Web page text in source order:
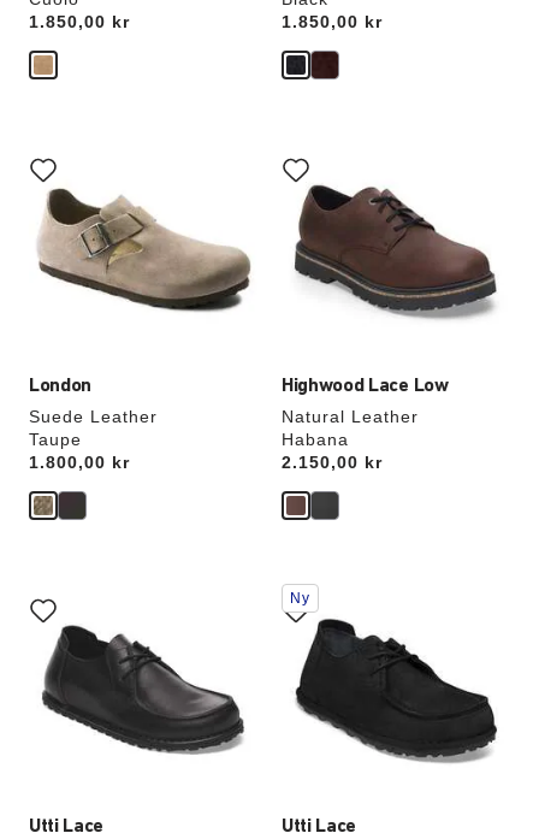
Price:
1.850,00 kr
Price:
1.850,00 kr
London
Suede Leather
Taupe
Price:
1.800,00 kr
med
provfärger
kommer
att
uppdatera
produktbilden
Highwood Lace Low
Natural Leather
Habana
Price:
2.150,00 kr
med
provfärger
kommer
uppdatera
produktbilden
Utti Lace
med
provfärger
kommer
uppdatera
produktbilden
Utti Lace
Interaktion
med
provfärger
kommer
uppdatera
produktbilden
Ny